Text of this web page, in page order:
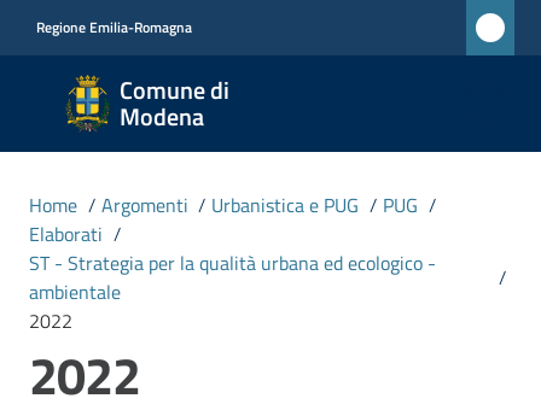
Regione Emilia-Romagna
Comune di
Modena
Comune
di
Modena
CIVICA
MONET
Home / Argomenti / Urbanistica e PUG / PUG /
Elaborati /
ST - Strategia per la qualità urbana ed ecologico -
ambientale
/
2022
2022